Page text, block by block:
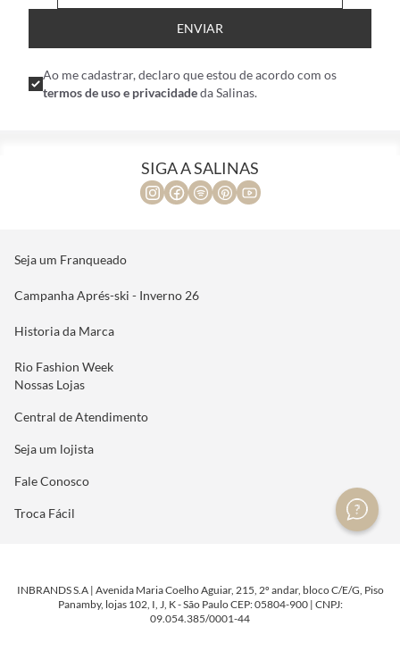
ENVIAR
Ao me cadastrar, declaro que estou de acordo com os
termos de uso e privacidadeda Salinas.
SIGA A SALINAS
Seja um Franqueado
Campanha Aprés-ski - Inverno 26
Historia da Marca
Rio Fashion Week
Nossas Lojas
Central de Atendimento
Seja um lojista
Fale Conosco
Troca Fácil
INBRANDS S.A | Avenida Maria Coelho Aguiar, 215, 2º andar, bloco C/E/G, Piso
Panamby, lojas 102, I, J, K - São Paulo CEP: 05804-900 | CNPJ:
09.054.385/0001-44